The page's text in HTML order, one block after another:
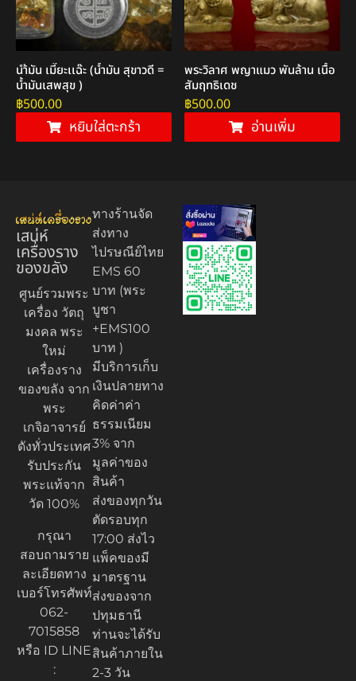
นำ้มัน เมี๊ยะเเฉ๊ะ (น้ำมัน สุขาวดี =
น้ำมันเสพสุข )
฿500.00
หยิบใส่ตะกร้า
พระวิลาศ พญาแมว พันล้าน เนื้อ
สัมฤทธิเดช
฿500.00
อ่านเพิ่ม
เสน่ห์
เครื่องราง
ของขลัง
ศูนย์รวมพระ
เครื่อง วัตถุ
มงคล พระ
ใหม่
เครื่องราง
ของขลัง จาก
พระ
เกจิอาจารย์
ดังทั่วประเทศ
รับประกัน
พระแท้จาก
วัด 100%
กรุณา
สอบถามราย
ละเอียดทาง
เบอร์โทรศัพท์
062-
7015858
หรือ ID LINE
:
ทางร้านจัด
ส่งทาง
ไปรษณีย์ไทย
EMS 60
บาท (พระ
บูชา
+EMS100
บาท )
มีบริการเก็บ
เงินปลายทาง
คิดค่าค่า
ธรรมเนียม
3% จาก
มูลค่าของ
สินค้า
ส่งของทุกวัน
ตัดรอบทุก
17:00 ส่งไว
แพ็คของมี
มาตรฐาน
ส่งของจาก
ปทุมธานี
ท่านจะได้รับ
สินค้าภายใน
2-3 วัน